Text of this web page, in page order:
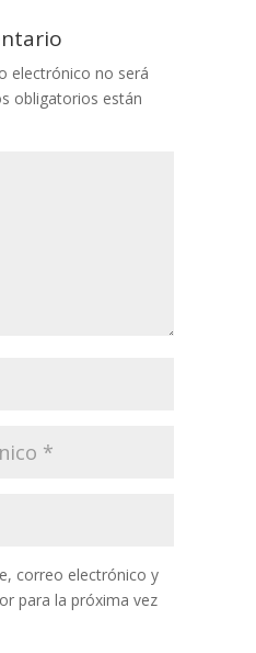
electrónico no será
obligatorios están
correo electrónico y
para la próxima vez